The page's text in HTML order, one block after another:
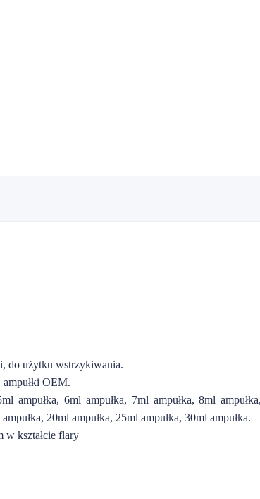
do użytku wstrzykiwania.
ampułki OEM.
ampułka, 6ml ampułka, 7ml ampułka, 8ml
20ml ampułka, 25ml ampułka, 30ml ampułka.
w kształcie flary